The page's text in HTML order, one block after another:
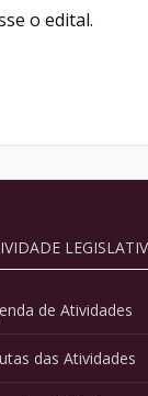
o edital.
de Atividades
das Atividades